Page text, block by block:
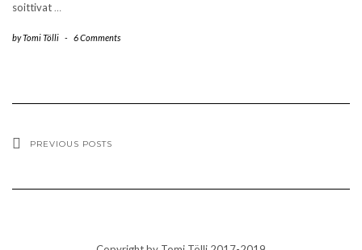
soittivat …
byTomi Tölli - 6 Comments
PREVIOUS POSTS